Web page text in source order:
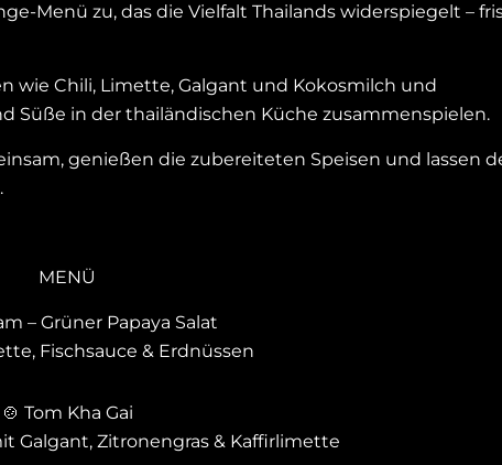
Menü zu, das die Vielfalt Thailands widerspiegelt –
wie Chili, Limette, Galgant und Kokosmilch und
Süße in der thailändischen Küche zusammenspielen.
genießen die zubereiteten Speisen und lassen
MENÜ
– Grüner Papaya Salat
Fischsauce & Erdnüssen
🍲 Tom Kha Gai
Galgant, Zitronengras & Kaffirlimette